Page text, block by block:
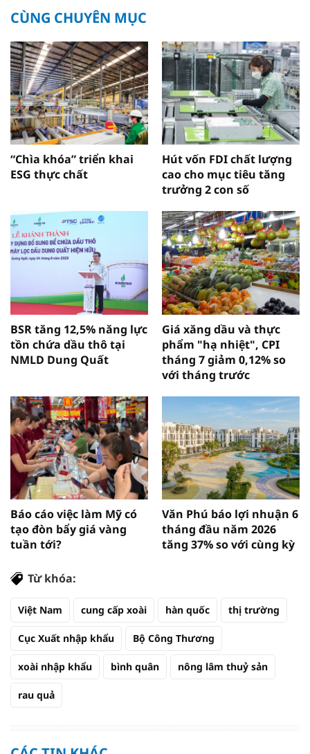
CÙNG CHUYÊN MỤC
“Chìa khóa” triển khai
ESG thực chất
Hút vốn FDI chất lượng
cao cho mục tiêu tăng
trưởng 2 con số
BSR tăng 12,5% năng lực
tồn chứa dầu thô tại
NMLD Dung Quất
Giá xăng dầu và thực
phẩm "hạ nhiệt", CPI
tháng 7 giảm 0,12% so
với tháng trước
Báo cáo việc làm Mỹ có
tạo đòn bẩy giá vàng
tuần tới?
Văn Phú báo lợi nhuận 6
tháng đầu năm 2026
tăng 37% so với cùng kỳ
Từ khóa:
Việt Nam cung cấp xoài hàn quốc thị trường
Cục Xuất nhập khẩu Bộ Công Thương
xoài nhập khẩu bình quân nông lâm thuỷ sản
rau quả